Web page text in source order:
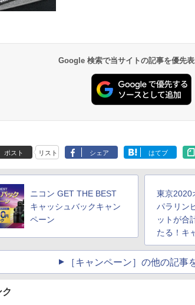
Google 検索で当サイトの記事を優先
ポスト リスト シェア はてブ
ニコン GET THE BEST
キャッシュバックキャン
ペーン
東京2020
パラリン
ットが合
たる！キ
［キャンペーン］の他の記事
ク